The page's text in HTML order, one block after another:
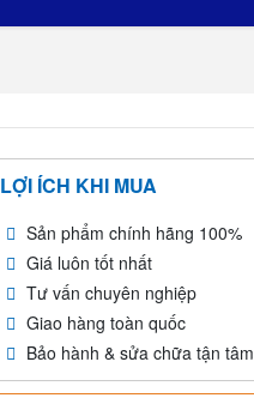
LỢI ÍCH KHI MUA
Sản phẩm chính hãng 100%
Giá luôn tốt nhất
Tư vấn chuyên nghiệp
Giao hàng toàn quốc
Bảo hành & sửa chữa tận tâm